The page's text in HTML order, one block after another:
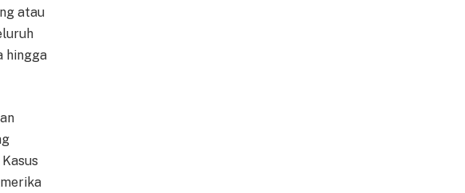
atau
hingga